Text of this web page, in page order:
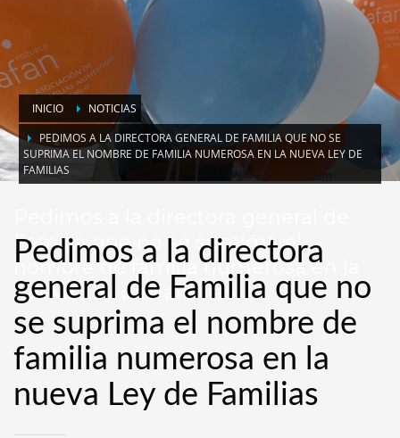
INICIO
NOTICIAS
PEDIMOS A LA DIRECTORA GENERAL DE FAMILIA QUE NO SE
SUPRIMA EL NOMBRE DE FAMILIA NUMEROSA EN LA NUEVA LEY DE
FAMILIAS
Familia que no se suprima el
nombre de familia numerosa en la
nueva Ley de Familias
Pedimos a la directora
general de Familia que no
se suprima el nombre de
familia numerosa en la
nueva Ley de Familias